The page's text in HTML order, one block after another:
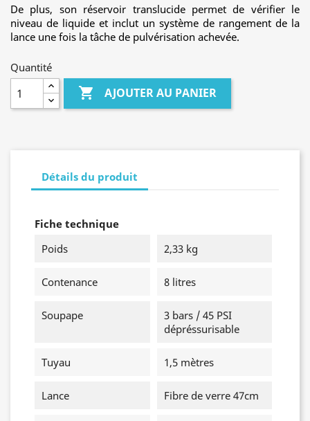
De plus, son réservoir translucide permet de vérifier le
niveau de liquide et inclut un système de rangement de la
lance une fois la tâche de pulvérisation achevée.
Quantité
 AJOUTER AU PANIER
Détails du produit
Fiche technique
Poids
2,33 kg
Contenance 8 litres
Soupape
3 bars / 45 PSI
dépréssurisable
Tuyau 1,5 mètres
Lance Fibre de verre 47cm